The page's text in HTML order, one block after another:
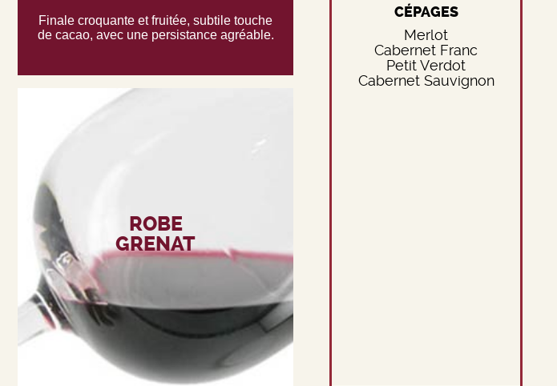
Finale croquante et fruitée, subtile touche
de cacao, avec une persistance agréable.
ROBE
GRENAT
CÉPAGES
Merlot
Cabernet Franc
Petit Verdot
Cabernet Sauvignon